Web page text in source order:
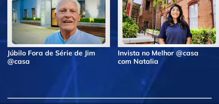
Júbilo Fora de Série de Jim
@casa
Invista no Melhor @casa
com Natalia